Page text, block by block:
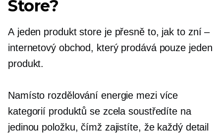
Store?
A jeden produktstore je přesně to, jak to zní –
internetový obchod, který prodává pouze jeden
produkt.
Namísto rozdělování energie mezi více
kategorií produktů se zcela soustředíte na
jedinou položku, čímž zajistíte, že každý detail